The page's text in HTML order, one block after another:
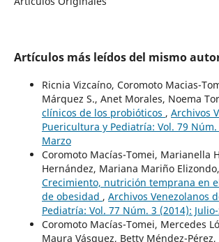
Artículos más leídos del mismo
Ricnia Vizcaíno, Coromoto Macias-
Márquez S., Anet Morales, Noema
clínicos de los probióticos , Archivos
Puericultura y Pediatría: Vol. 79 Núm.
Marzo
Coromoto Macías-Tomei, Marianella
Hernández, Mariana Mariño
Crecimiento, nutrición temprana en
de obesidad , Archivos Venezolanos
Pediatría: Vol. 77 Núm. 3 (2014):
Coromoto Macías-Tomei, Mercedes
Maura Vásquez, Betty Méndez-